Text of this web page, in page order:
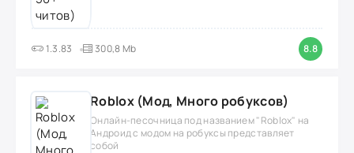
1.3.83 300,8 Mb 8.8
Roblox (Мод, Много робуксов)
Онлайн-песочница под названием "Roblox" на
Андроид с модом на робуксы представляет
собой